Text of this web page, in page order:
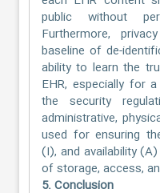
public without
Furthermore,
baseline of de-
ability to learn the
EHR, especially for
the security
administrative,
used for ensuring
(I), and availability
of storage, access,
5. Conclusion